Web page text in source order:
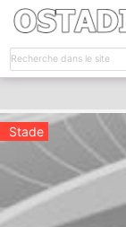
Stade